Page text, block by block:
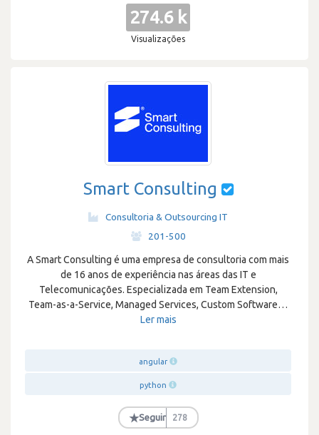
274.6 k
Visualizações
Smart Consulting
Consultoria & Outsourcing IT
201-500
A Smart Consulting é uma empresa de consultoria com mais
de 16 anos de experiência nas áreas das IT e
Telecomunicações. Especializada em Team Extension,
Team-as-a-Service, Managed Services, Custom Software…
Ler mais
angular
python
★Seguir 278